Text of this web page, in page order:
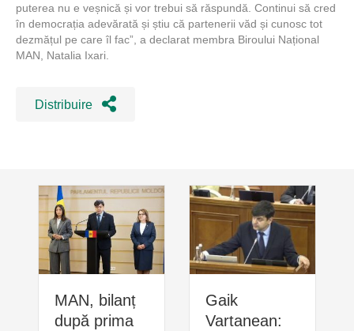
puterea nu e veșnică și vor trebui să răspundă. Continui să cred
în democrația adevărată și știu că partenerii văd și cunosc tot
dezmățul pe care îl fac”, a declarat membra Biroului Național
MAN, Natalia Ixari.
Distribuire
MAN, bilanț
după prima
Gaik
Vartanean: